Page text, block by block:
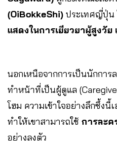
(OiBokkeShi) ประเทศญี่ปุ่น
แสดงในการเยียวยาผู้สูงวั
นอกเหนือจากการเป็นนักการ
ทำหน้าที่เป็นผู้ดูแล
โฮม ความเข้าใจอย่างลึกซึ้ง
ทำให้เขาสามารถใช้ การละค
อย่างลงตัว